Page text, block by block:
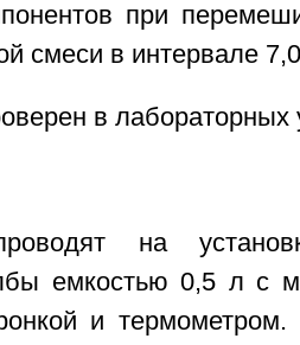
при
смеси в интервале
в лабораторных
на
емкостью 0,5 л с
и